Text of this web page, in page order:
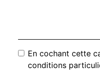
En cochant cette
conditions